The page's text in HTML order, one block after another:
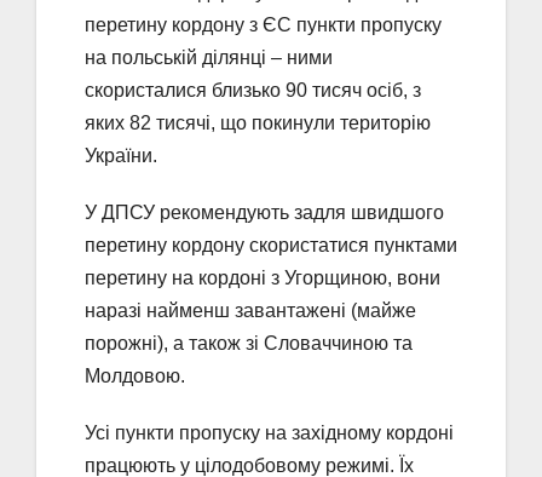
перетину кордону з ЄС пункти пропуску
на польській ділянці – ними
скористалися близько 90 тисяч осіб, з
яких 82 тисячі, що покинули територію
України.
У ДПСУ рекомендують задля швидшого
перетину кордону скористатися пунктами
перетину на кордоні з Угорщиною, вони
наразі найменш завантажені (майже
порожні), а також зі Словаччиною та
Молдовою.
Усі пункти пропуску на західному кордоні
працюють у цілодобовому режимі. Їх